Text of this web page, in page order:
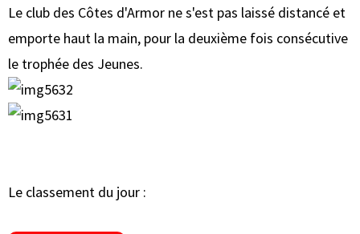
Le club des Côtes d'Armor ne s'est pas laissé distancé et
emporte haut la main, pour la deuxième fois consécutive
le trophée des Jeunes.
Le classement du jour :